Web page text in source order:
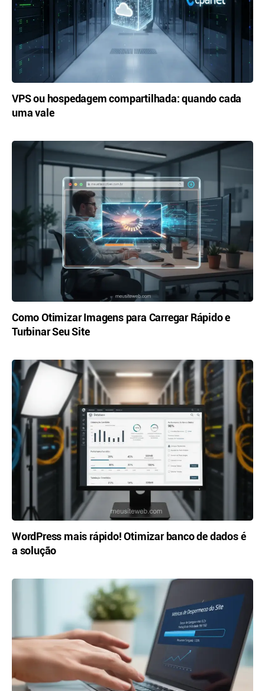
VPS ou hospedagem compartilhada: quando cada
uma vale
Como Otimizar Imagens para Carregar Rápido e
Turbinar Seu Site
WordPress mais rápido! Otimizar banco de dados é
a solução